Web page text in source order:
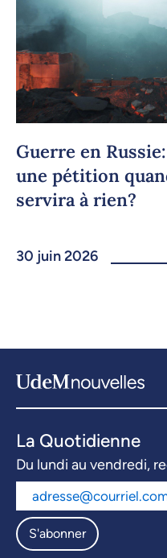
Guerre en
une pétition
servira à rien?
30 juin 2026
La Quotidienne
Du lundi au vendredi,
S'abonner